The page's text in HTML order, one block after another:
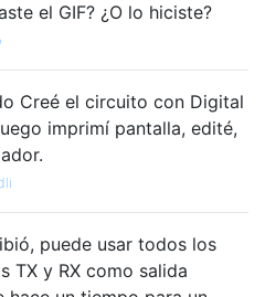
el GIF? ¿O lo hiciste?
Creé el circuito con Digital
imprimí pantalla, edité,
puede usar todos los
TX y RX como salida